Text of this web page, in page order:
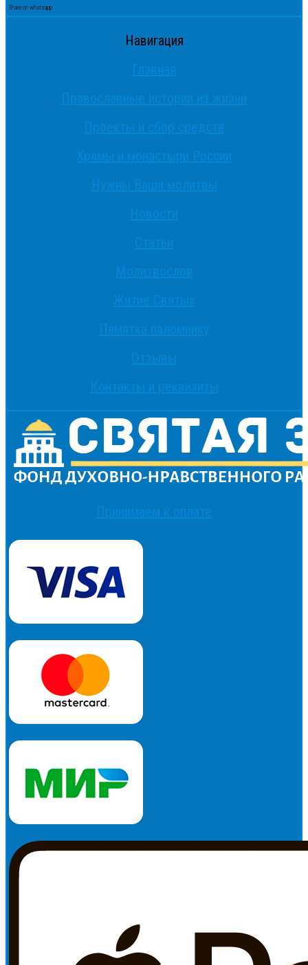
Share on whatsapp
Навигация
Главная
Православные истории из жизни
Проекты и сбор средств
Храмы и монастыри России
Нужны Ваши молитвы
Новости
Статьи
Молитвослов
Житие Святых
Памятка паломнику
Отзывы
Контакты и реквизиты
Принимаем к оплате